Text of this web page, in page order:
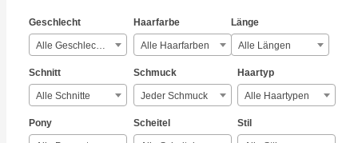
Geschlecht
Alle Geschlechter
Haarfarbe
Alle Haarfarben
Länge
Alle Längen
Schnitt
Alle Schnitte
Schmuck
Jeder Schmuck
Haartyp
Alle Haartypen
Pony Scheitel Stil